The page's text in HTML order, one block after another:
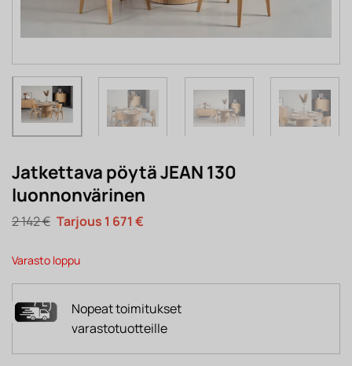
Jatkettava pöytä JEAN 130
luonnonvärinen
2 142€ Alkuperäinen
hinta
2
142 €.
1 671 €Nykyinen
Varasto loppu
Nopeat toimitukset
varastotuotteille